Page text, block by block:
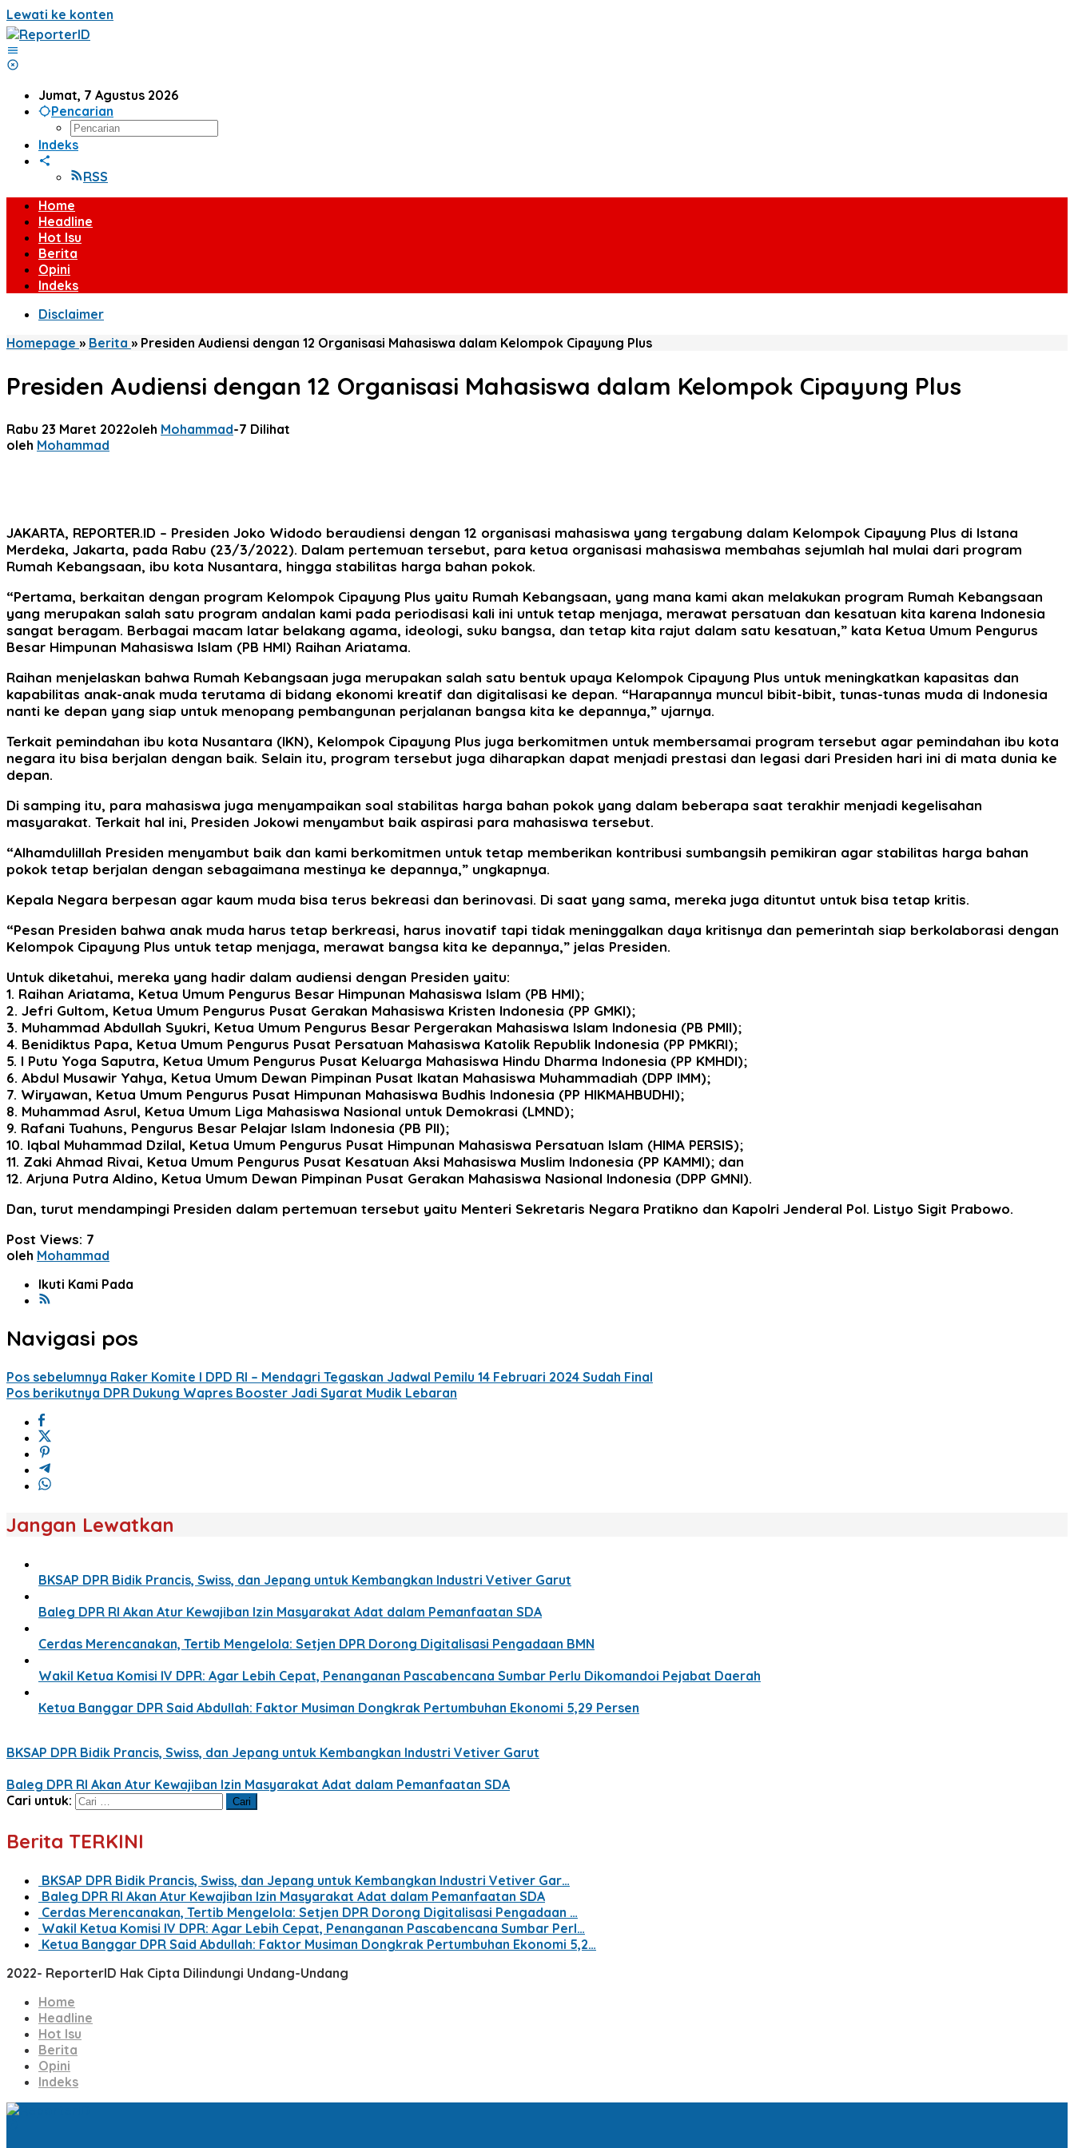
Lewati ke konten
Jumat, 7 Agustus 2026
Pencarian
Indeks
RSS
Home
Headline
Hot Isu
Berita
Opini
Indeks
Disclaimer
Homepage » Berita » Presiden Audiensi dengan 12 Organisasi Mahasiswa dalam Kelompok Cipayung Plus
Presiden Audiensi dengan 12 Organisasi Mahasiswa dalam Kelompok Cipayung Plus
Rabu 23 Maret 2022oleh Mohammad-7 Dilihat
oleh Mohammad
JAKARTA, REPORTER.ID – Presiden Joko Widodo beraudiensi dengan 12 organisasi mahasiswa yang tergabung dalam Kelompok Cipayung Plus di Istana
Merdeka, Jakarta, pada Rabu (23/3/2022). Dalam pertemuan tersebut, para ketua organisasi mahasiswa membahas sejumlah hal mulai dari program
Rumah Kebangsaan, ibu kota Nusantara, hingga stabilitas harga bahan pokok.
“Pertama, berkaitan dengan program Kelompok Cipayung Plus yaitu Rumah Kebangsaan, yang mana kami akan melakukan program Rumah Kebangsaan
yang merupakan salah satu program andalan kami pada periodisasi kali ini untuk tetap menjaga, merawat persatuan dan kesatuan kita karena Indonesia
sangat beragam. Berbagai macam latar belakang agama, ideologi, suku bangsa, dan tetap kita rajut dalam satu kesatuan,” kata Ketua Umum Pengurus
Besar Himpunan Mahasiswa Islam (PB HMI) Raihan Ariatama.
Raihan menjelaskan bahwa Rumah Kebangsaan juga merupakan salah satu bentuk upaya Kelompok Cipayung Plus untuk meningkatkan kapasitas dan
kapabilitas anak-anak muda terutama di bidang ekonomi kreatif dan digitalisasi ke depan. “Harapannya muncul bibit-bibit, tunas-tunas muda di Indonesia
nanti ke depan yang siap untuk menopang pembangunan perjalanan bangsa kita ke depannya,” ujarnya.
Terkait pemindahan ibu kota Nusantara (IKN), Kelompok Cipayung Plus juga berkomitmen untuk membersamai program tersebut agar pemindahan ibu kota
negara itu bisa berjalan dengan baik. Selain itu, program tersebut juga diharapkan dapat menjadi prestasi dan legasi dari Presiden hari ini di mata dunia ke
depan.
Di samping itu, para mahasiswa juga menyampaikan soal stabilitas harga bahan pokok yang dalam beberapa saat terakhir menjadi kegelisahan
masyarakat. Terkait hal ini, Presiden Jokowi menyambut baik aspirasi para mahasiswa tersebut.
“Alhamdulillah Presiden menyambut baik dan kami berkomitmen untuk tetap memberikan kontribusi sumbangsih pemikiran agar stabilitas harga bahan
pokok tetap berjalan dengan sebagaimana mestinya ke depannya,” ungkapnya.
Kepala Negara berpesan agar kaum muda bisa terus bekreasi dan berinovasi. Di saat yang sama, mereka juga dituntut untuk bisa tetap kritis.
“Pesan Presiden bahwa anak muda harus tetap berkreasi, harus inovatif tapi tidak meninggalkan daya kritisnya dan pemerintah siap berkolaborasi dengan
Kelompok Cipayung Plus untuk tetap menjaga, merawat bangsa kita ke depannya,” jelas Presiden.
Untuk diketahui, mereka yang hadir dalam audiensi dengan Presiden yaitu:
1. Raihan Ariatama, Ketua Umum Pengurus Besar Himpunan Mahasiswa Islam (PB HMI);
2. Jefri Gultom, Ketua Umum Pengurus Pusat Gerakan Mahasiswa Kristen Indonesia (PP GMKI);
3. Muhammad Abdullah Syukri, Ketua Umum Pengurus Besar Pergerakan Mahasiswa Islam Indonesia (PB PMII);
4. Benidiktus Papa, Ketua Umum Pengurus Pusat Persatuan Mahasiswa Katolik Republik Indonesia (PP PMKRI);
5. I Putu Yoga Saputra, Ketua Umum Pengurus Pusat Keluarga Mahasiswa Hindu Dharma Indonesia (PP KMHDI);
6. Abdul Musawir Yahya, Ketua Umum Dewan Pimpinan Pusat Ikatan Mahasiswa Muhammadiah (DPP IMM);
7. Wiryawan, Ketua Umum Pengurus Pusat Himpunan Mahasiswa Budhis Indonesia (PP HIKMAHBUDHI);
8. Muhammad Asrul, Ketua Umum Liga Mahasiswa Nasional untuk Demokrasi (LMND);
9. Rafani Tuahuns, Pengurus Besar Pelajar Islam Indonesia (PB PII);
10. Iqbal Muhammad Dzilal, Ketua Umum Pengurus Pusat Himpunan Mahasiswa Persatuan Islam (HIMA PERSIS);
11. Zaki Ahmad Rivai, Ketua Umum Pengurus Pusat Kesatuan Aksi Mahasiswa Muslim Indonesia (PP KAMMI); dan
12. Arjuna Putra Aldino, Ketua Umum Dewan Pimpinan Pusat Gerakan Mahasiswa Nasional Indonesia (DPP GMNI).
Dan, turut mendampingi Presiden dalam pertemuan tersebut yaitu Menteri Sekretaris Negara Pratikno dan Kapolri Jenderal Pol. Listyo Sigit Prabowo.
Post Views: 7
oleh Mohammad
Ikuti Kami Pada
Navigasi pos
Pos sebelumnya Raker Komite I DPD RI – Mendagri Tegaskan Jadwal Pemilu 14 Februari 2024 Sudah Final
Pos berikutnya DPR Dukung Wapres Booster Jadi Syarat Mudik Lebaran
Jangan Lewatkan
BKSAP DPR Bidik Prancis, Swiss, dan Jepang untuk Kembangkan Industri Vetiver Garut
Baleg DPR RI Akan Atur Kewajiban Izin Masyarakat Adat dalam Pemanfaatan SDA
Cerdas Merencanakan, Tertib Mengelola: Setjen DPR Dorong Digitalisasi Pengadaan BMN
Wakil Ketua Komisi IV DPR: Agar Lebih Cepat, Penanganan Pascabencana Sumbar Perlu Dikomandoi Pejabat Daerah
Ketua Banggar DPR Said Abdullah: Faktor Musiman Dongkrak Pertumbuhan Ekonomi 5,29 Persen
BKSAP DPR Bidik Prancis, Swiss, dan Jepang untuk Kembangkan Industri Vetiver Garut
Baleg DPR RI Akan Atur Kewajiban Izin Masyarakat Adat dalam Pemanfaatan SDA
Cari untuk:
Berita TERKINI
BKSAP DPR Bidik Prancis, Swiss, dan Jepang untuk Kembangkan Industri Vetiver Gar…
Baleg DPR RI Akan Atur Kewajiban Izin Masyarakat Adat dalam Pemanfaatan SDA
Cerdas Merencanakan, Tertib Mengelola: Setjen DPR Dorong Digitalisasi Pengadaan …
Wakil Ketua Komisi IV DPR: Agar Lebih Cepat, Penanganan Pascabencana Sumbar Perl…
Ketua Banggar DPR Said Abdullah: Faktor Musiman Dongkrak Pertumbuhan Ekonomi 5,2…
2022- ReporterID Hak Cipta Dilindungi Undang-Undang
Home
Headline
Hot Isu
Berita
Opini
Indeks